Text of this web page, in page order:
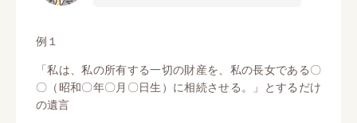
例１
「私は、私の所有する一切の財産を、私の長女である〇
〇（昭和〇年〇月〇日生）に相続させる。」とするだけ
の遺言